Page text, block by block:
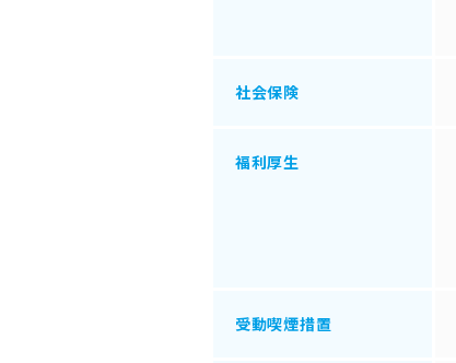
社会保険
福利厚生
受動喫煙措置